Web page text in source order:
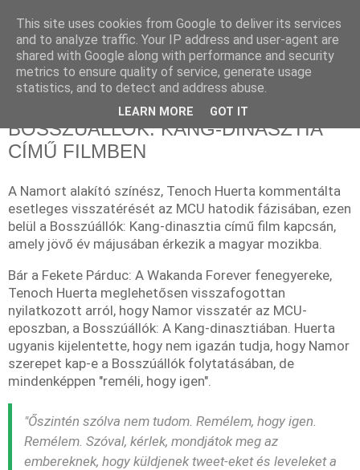
2023. március 24., péntek
NAMOR MÉG VISSZATÉR A
BOSSZÚÁLLÓK: KANG-DINASZTIA
CÍMŰ FILMBEN
A Namort alakító színész, Tenoch Huerta kommentálta
esetleges visszatérését az MCU hatodik fázisában, ezen
belül a Bosszúállók: Kang-dinasztia című film kapcsán,
amely jövő év májusában érkezik a magyar mozikba.
Bár a Fekete Párduc: A Wakanda Forever fenegyereke,
Tenoch Huerta meglehetősen visszafogottan
nyilatkozott arról, hogy Namor visszatér az MCU-
eposzban, a Bosszúállók: A Kang-dinasztiában. Huerta
ugyanis kijelentette, hogy nem igazán tudja, hogy Namor
szerepet kap-e a Bosszúállók folytatásában, de
mindenképpen "reméli, hogy igen".
"Őszintén szólva nem tudom. Remélem, hogy igen.
Remélem. Szóval, kérlek, mondjátok meg az
embereknek, hogy küldjenek tweet-eket és leveleket a
This site uses cookies from Google to deliver its services
and to analyze traffic. Your IP address and user-agent are
shared with Google along with performance and security
metrics to ensure quality of service, generate usage
statistics, and to detect and address abuse.
LEARN MORE GOT IT